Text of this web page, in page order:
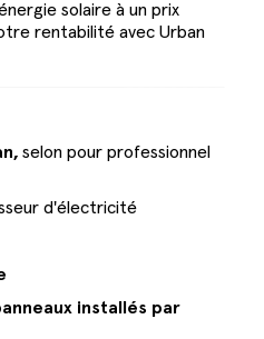
solaire à un prix
rentabilité avec Urban
selon pour professionnel
d'électricité
installés par